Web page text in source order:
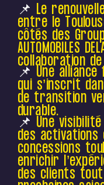
📌 Le
entre le
côtés des
AUTOMOBILES
collaboration
📌 Une
qui s’inscrit
de transition
durable.
📌 Une
des activations
concessions
enrichir
des clients